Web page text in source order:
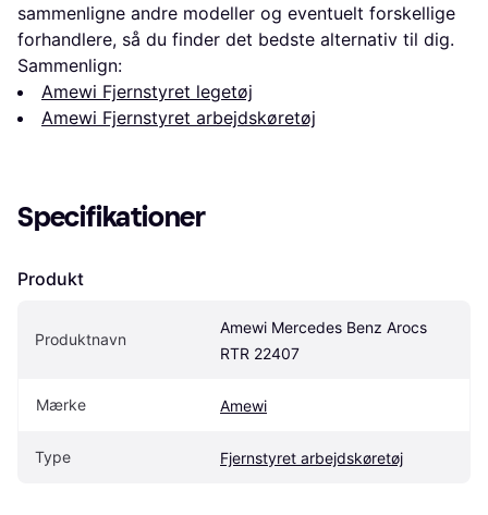
sammenligne andre modeller og eventuelt forskellige
forhandlere, så du finder det bedste alternativ til dig.
Sammenlign:
Amewi Fjernstyret legetøj
Amewi Fjernstyret arbejdskøretøj
Specifikationer
Produkt
Produktnavn
Amewi Mercedes Benz Arocs
RTR 22407
Mærke Amewi
Type Fjernstyret arbejdskøretøj